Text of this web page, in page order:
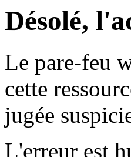
Désolé,
Le pare-feu
cette
jugée
L'erreur est